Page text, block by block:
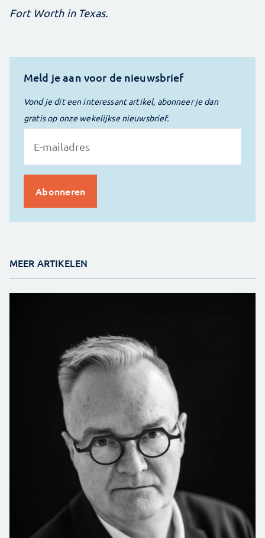
Fort Worth in Texas.
Meld je aan voor de nieuwsbrief
Vond je dit een interessant artikel, abonneer je dan
gratis op onze wekelijkse nieuwsbrief.
MEER ARTIKELEN